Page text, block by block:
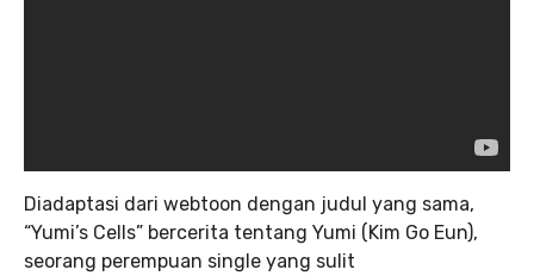
Diadaptasi dari webtoon dengan judul yang sama,
“Yumi’s Cells” bercerita tentang Yumi (Kim Go Eun),
seorang perempuan single yang sulit